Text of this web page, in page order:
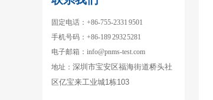
固定电话：+86-755-2331 9501
手机号码：+86-189 2932 5281
电子邮箱：info@pnms-test.com
地址： 深圳市宝安区福海街道桥头社
区亿宝来工业城1栋103